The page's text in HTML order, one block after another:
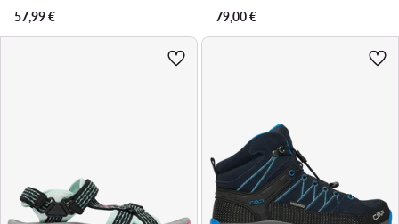
57,99€
79,00€